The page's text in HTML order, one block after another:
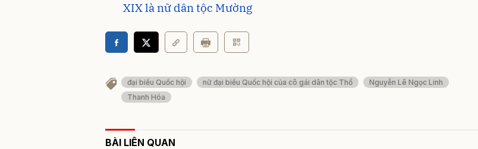
XIX là nữ dân tộc Mường
đại biểu Quốc hội nữ đại biểu Quốc hội của cô gái dân tộc Thổ
Nguyễn Lê Ngọc Linh
Thanh Hóa
BÀI LIÊN QUAN